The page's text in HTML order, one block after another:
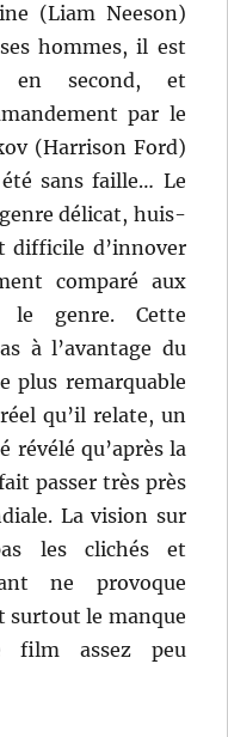
(Liam Neeson)
hommes, il est
en second, et
par le
(Harrison Ford)
sans faille… Le
délicat, huis-
difficile d’innover
comparé aux
genre. Cette
à l’avantage du
plus remarquable
qu’il relate, un
révélé qu’après la
passer très près
La vision sur
les clichés et
ne provoque
surtout le manque
film assez peu